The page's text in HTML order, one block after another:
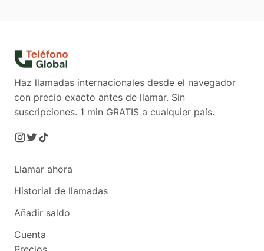
Haz llamadas internacionales desde el navegador
con precio exacto antes de llamar. Sin
suscripciones. 1 min GRATIS a cualquier país.
Llamar ahora
Historial de llamadas
Añadir saldo
Cuenta